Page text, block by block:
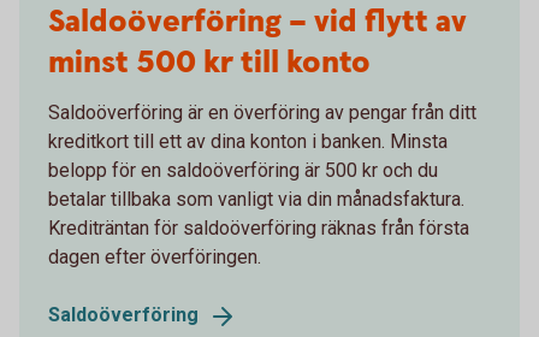
Saldoöverföring – vid flytt av
minst 500 kr till konto
Saldoöverföring är en överföring av pengar från ditt
kreditkort till ett av dina konton i banken. Minsta
belopp för en saldoöverföring är 500 kr och du
betalar tillbaka som vanligt via din månadsfaktura.
Krediträntan för saldoöverföring räknas från första
dagen efter överföringen.
Saldoöverföring